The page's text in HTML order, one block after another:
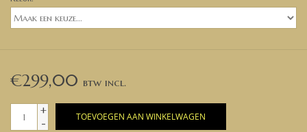
€299,00
+
-
TOEVOEGEN AAN WINKELWAGEN